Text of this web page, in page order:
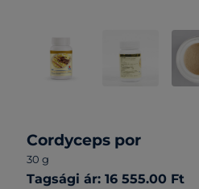
Cordyceps por
30 g
Tagsági ár: 16 555.00 Ft